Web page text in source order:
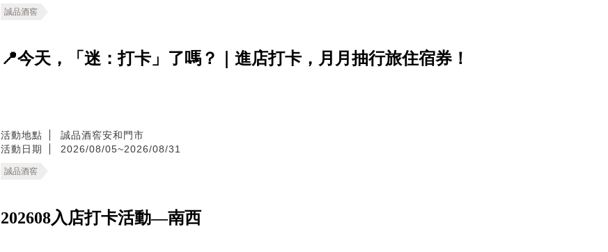
誠品酒窖
📍今天，「迷：打卡」了嗎？｜進店打卡，月月抽行旅住宿券！
活動地點
誠品酒窖安和門市
活動日期
2026/08/05~2026/08/31
誠品酒窖
202608入店打卡活動—南西